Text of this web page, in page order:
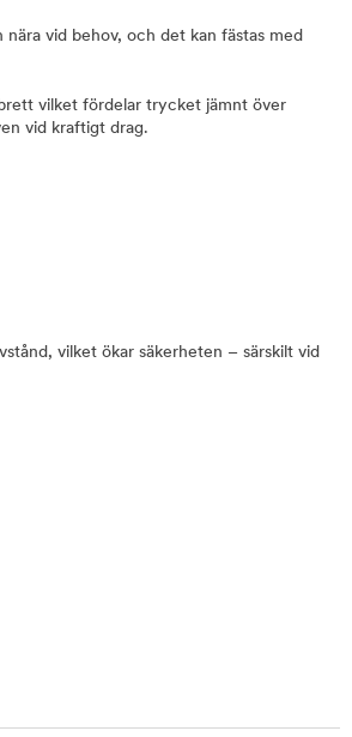
vid behov, och det kan fästas med
vilket fördelar trycket jämnt över
vid kraftigt drag.
vilket ökar säkerheten – särskilt vid